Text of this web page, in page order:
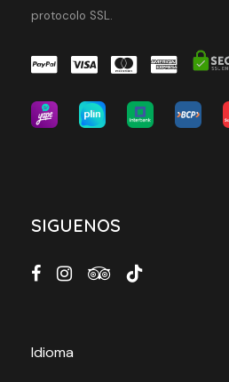
protocolo SSL.
SIGUENOS
Idioma